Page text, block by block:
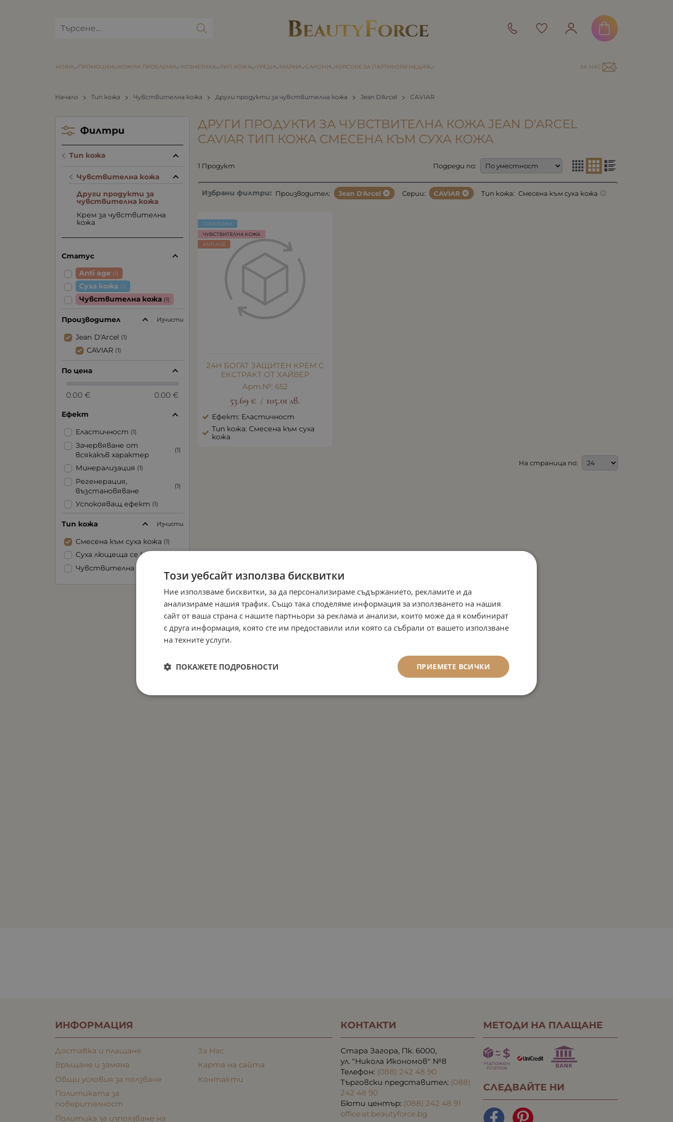
КОЗМЕТИКА ТИП КОЖА УРЕДИ
НОВИ ПРОМОЦИИ МАРКИ САЛОНИ
КОЖНИ ПРОБЛЕМИ КУРСОВЕ ЗА ПАРТНЬОРИ МЕДИЯ ЗА НАС
Начало Тип кожа Чувствителна кожа Други продукти за чувствителна кожа Jean D'Arcel CAVIAR
ДРУГИ ПРОДУКТИ ЗА ЧУВСТВИТЕЛНА КОЖА JEAN D'ARCEL
CAVIAR ТИП КОЖА СМЕСЕНА КЪМ СУХА КОЖА
1 Продукт Подреди по:
Избрани филтри: Производител: Jean D'Arcel Серии: CAVIAR Тип кожа: Смесена към суха кожа
24H БОГАТ ЗАЩИТЕН КРЕМ С
ЕКСТРАКТ ОТ ХАЙВЕР
Арт.№: 652
53.69 € / 105.01 лв.
Ефект: Еластичност
Тип кожа: Смесена към суха
кожа
СУХА КОЖА
ЧУВСТВИТЕЛНА КОЖА
ANTI AGE
На страница по:
Филтри
Тип кожа
Чувствителна кожа
Други продукти за
чувствителна кожа
Крем за чувствителна
кожа
Статус
Anti age (1)
Суха кожа (1)
Чувствителна кожа (1)
Производител Изчисти
Jean D'Arcel (1)
CAVIAR (1)
По цена
0.00 € 0.00 €
Ефект
Еластичност (1)
Зачервяване от
всякакъв характер
(1)
Минерализация (1)
Регенерация,
възстановяване
(1)
Успокояващ ефект (1)
Тип кожа Изчисти
Смесена към суха кожа (1)
Суха лющеща се кожа
Чувствителна кожа
ИНФОРМАЦИЯ
Доставка и плащане
Връщане и замяна
Общи условия за ползване
Политиката за
поверителност
Политика за използване на
За Нас
Карта на сайта
Контакти
КОНТАКТИ
Стара Загора, Пк. 6000,
ул. "Никола Икономов" №8
Телефон: (088) 242 48 90
Търговски представител: (088)
242 48 90
Бюти център: (088) 242 48 91
office:at:beautyforce.bg
МЕТОДИ НА ПЛАЩАНЕ
СЛЕДВАЙТЕ НИ
Този уебсайт използва бисквитки
Ние използваме бисквитки, за да персонализираме съдържанието, рекламите и да
анализираме нашия трафик. Също така споделяме информация за използването на нашия
сайт от ваша страна с нашите партньори за реклама и анализи, които може да я комбинират
с друга информация, която сте им предоставили или която са събрали от вашето използване
на техните услуги.
ПРИЕМЕТЕ ВСИЧКИ
ПОКАЖЕТЕ ПОДРОБНОСТИ